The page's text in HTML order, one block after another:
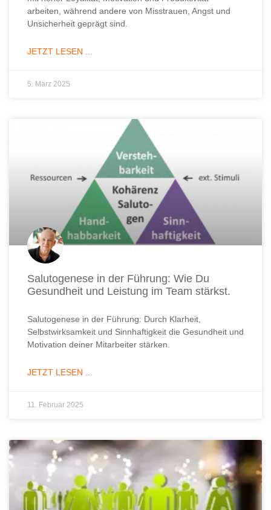
arbeiten, während andere von Misstrauen, Angst und
Unsicherheit geprägt sind.
JETZT LESEN ...
5. März 2025
Salutogenese in der Führung: Wie Du
Gesundheit und Leistung im Team stärkst.
Salutogenese in der Führung: Durch Klarheit,
Selbstwirksamkeit und Sinnhaftigkeit die Gesundheit und
Motivation deiner Mitarbeiter stärken.
JETZT LESEN ...
11. Februar 2025